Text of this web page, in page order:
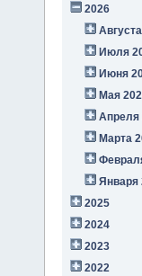
2026
Июля
Июня
Мая
Апреля
Марта
Января
2025
2024
2023
2022